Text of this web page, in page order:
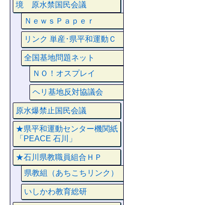
境 原水禁国民会議
ＮｅｗｓＰａｐｅｒ
リンク 単産･県平和運動Ｃ
全国基地問題ネット
ＮＯ！オスプレイ
ヘリ基地反対協議会
原水爆禁止国民会議
★県平和運動センター機関紙
「PEACE 石川」
★石川県教職員組合ＨＰ
県教組（あちこちリンク）
いしかわ教育総研